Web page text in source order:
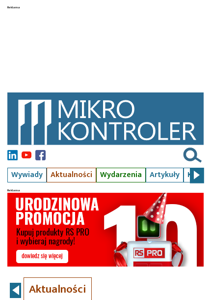
Wywiady Aktualności Wydarzenia Artykuły Kursy
Aktualności